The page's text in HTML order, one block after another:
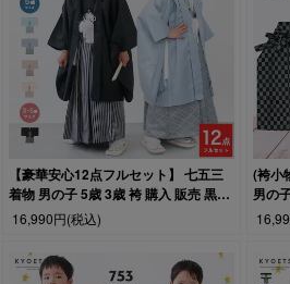
【豪華安心12点フルセット】 七五三
着物 男の子 5歳 3歳 袴 購入 販売 黒地
紋 くすみ 男児 753 羽織袴 羽織 袴セッ
ト 男の子袴 セット 和装 レトロ 龍 子
供 五歳 3才 5才 お正月 ボーイズ
90cm - 100cm 110cm - 120
16,990円(税込)
(袴小
男の
ト